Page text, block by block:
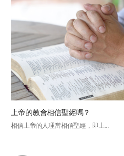
上帝的教會相信聖經嗎？
相信上帝的人理當相信聖經，即上...